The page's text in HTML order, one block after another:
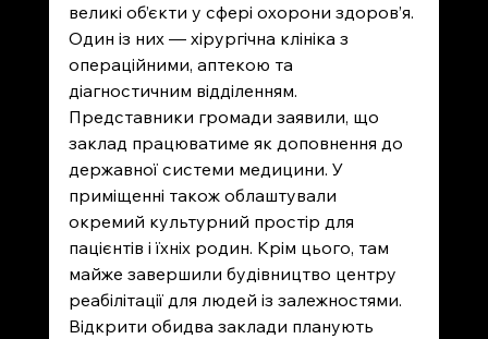
великі об’єкти у сфері охорони здоров’я.
Один із них — хірургічна клініка з
операційними, аптекою та
діагностичним відділенням.
Представники громади заявили, що
заклад працюватиме як доповнення до
державної системи медицини. У
приміщенні також облаштували
окремий культурний простір для
пацієнтів і їхніх родин. Крім цього, там
майже завершили будівництво центру
реабілітації для людей із залежностями.
Відкрити обидва заклади планують